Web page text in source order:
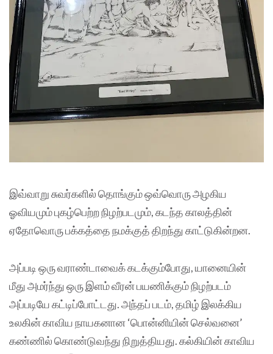
இவ்வாறு சுவர்களில் தொங்கும் ஒவ்வொரு அழகிய
ஓவியமும் புகழ்பெற்ற நிழற்படமும், கடந்த காலத்தின்
ஏதோவொரு பக்கத்தை நமக்குத் திறந்து காட்டுகின்றன.
அப்படி ஒரு வராண்டாவைக் கடக்கும்போது, யானையின்
மீது அமர்ந்து ஒரு இளம் வீரன் பயணிக்கும் நிழற்படம்
அப்படியே கட்டிப்போட்டது. அந்தப் படம், தமிழ் இலக்கிய
உலகின் காவிய நாயகனான ‘பொன்னியின் செல்வனை’
கண்ணில் கொண்டுவந்து நிறுத்தியது. கல்கியின் காவிய